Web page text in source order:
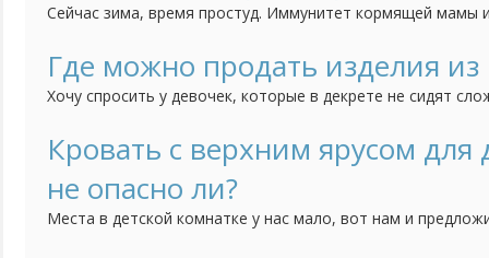
Сейчас зима, время простуд. Иммунитет кормящей мамы
Если болит горло (к тому же часто), как его лечить и
лекарства не предназначены "для беременных и
Где можно продать изделия из
Хочу спросить у девочек, которые в декрете не сидят
группе, но пока никаких успехов по продаже нет.
продаете ручной работы. Если нельзя оставлять ссылки,
Кровать с верхним ярусом
не опасно ли?
Места в детской комнатке у нас мало, вот нам и